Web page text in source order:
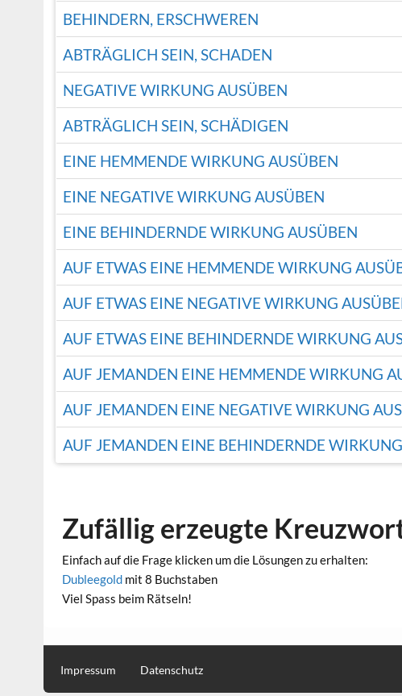
BEHINDERN, ERSCHWEREN
ABTRÄGLICH SEIN, SCHADEN
NEGATIVE WIRKUNG AUSÜBEN
ABTRÄGLICH SEIN, SCHÄDIGEN
EINE HEMMENDE WIRKUNG AUSÜBEN
EINE NEGATIVE WIRKUNG AUSÜBEN
EINE BEHINDERNDE WIRKUNG AUSÜBEN
AUF ETWAS EINE HEMMENDE WIRKUNG
AUF ETWAS EINE NEGATIVE WIRKUNG
AUF ETWAS EINE BEHINDERNDE WIRKUNG
AUF JEMANDEN EINE HEMMENDE WIRKUNG
AUF JEMANDEN EINE NEGATIVE WIRKUNG
AUF JEMANDEN EINE BEHINDERNDE
Zufällig erzeugte
Einfach auf die Frage klicken um die Lösungen zu erhalten:
Dubleegoldmit 8 Buchstaben
Viel Spass beim Rätseln!
Impressum Datenschutz